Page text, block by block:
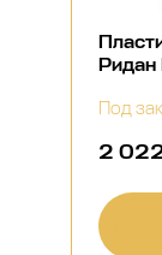
Под
2